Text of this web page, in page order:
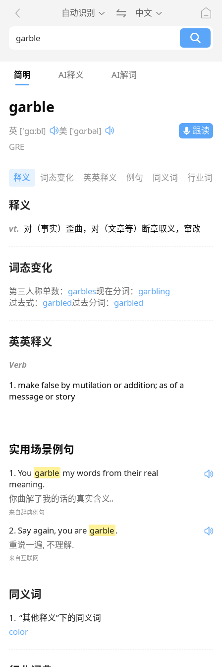
自动识别 中文
简明 AI释义 AI解词
garble
英 ['gɑ:bl] 美 [ˈɡɑrbəl]
跟读
GRE
释义 词态变化 英英释义 例句 同义词 行业词典
释义
vt. 对（事实）歪曲，对（文章等）断章取义，窜改
词态变化
第三人称单数： garbles现在分词： garbling
过去式： garbled过去分词： garbled
英英释义
Verb
1. make false by mutilation or addition; as of a
message or story
实用场景例句
1 .You garble my words from their real
meaning.
你曲解了我的话的真实含义。
来自辞典例句
2.Say again, you are garble.
重说一遍, 不理解.
来自互联网
同义词
1 . “其他释义”下的同义词
color